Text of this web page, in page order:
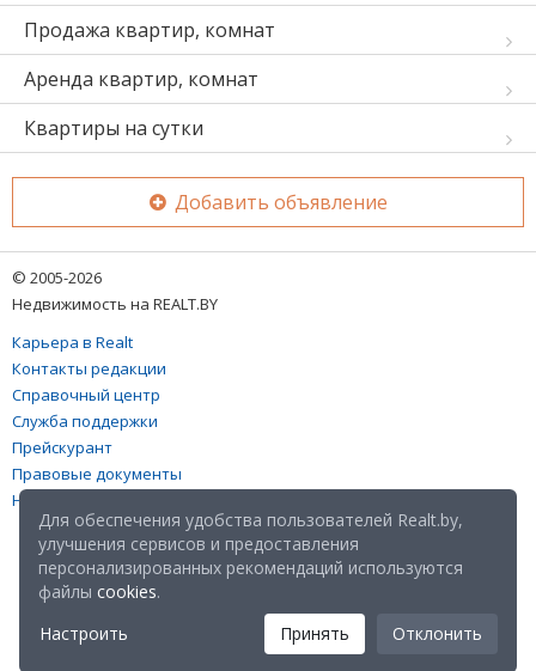
Продажа квартир, комнат
Аренда квартир, комнат
Квартиры на сутки
Добавить объявление
© 2005-2026
Недвижимость на REALT.BY
Карьера в Realt
Контакты редакции
Справочный центр
Служба поддержки
Прейскурант
Правовые документы
Настройка файлов cookies
Для обеспечения удобства пользователей Realt.by,
улучшения сервисов и предоставления
персонализированных рекомендаций используются
файлы cookies.
Настроить
Принять Отклонить